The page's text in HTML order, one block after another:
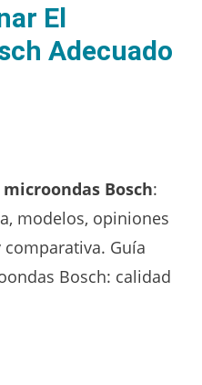
El
Adecuado
microondas Bosch:
modelos, opiniones
Guía
Bosch: calidad